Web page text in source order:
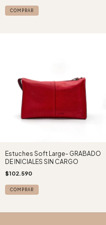
COMPRAR
Estuches Soft Large- GRABADO
DE INICIALES SIN CARGO
$102.590
COMPRAR